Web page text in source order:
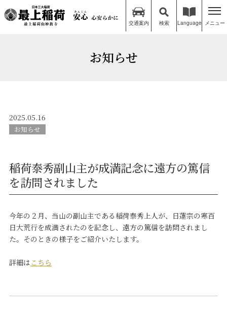
交通案内 検索 Language メニュー
お知らせ
2025.05.16
お知らせ
稲荷泰秀副山主が成満記念に遠方の篤信
を訪問されました
今年の２月、当山の副山主である稲荷泰秀上人が、日蓮宗の寒百
日大荒行を成満されたのを記念し、遠方の篤信を訪問されまし
た。そのときの様子をご紹介いたします。
詳細は こちら